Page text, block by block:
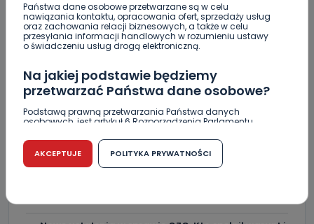
Państwa dane osobowe przetwarzane są w celu
nawiązania kontaktu, opracowania ofert, sprzedaży usług
oraz zachowania relacji biznesowych, a także w celu
przesyłania informacji handlowych w rozumieniu ustawy
o świadczeniu usług drogą elektroniczną.
Na jakiej podstawie będziemy
przetwarzać Państwa dane osobowe?
Podstawą prawną przetwarzania Państwa danych
osobowych, jest artykuł 6 Rozporządzenia Parlamentu
r. w sprawie ochrony osób fizycznych w związku z
przetwarzaniem danych osobowych w sprawie
swobodnego przepływu takich danych oraz uchylenia
dyrektywy 95/46/WE (RODO).
Czy jest możliwość cofnięcia zgody?
Podanie danych osobowych jest dobrowolne, nie jest
AKCEPTUJE POLITYKA PRYWATNOŚCI
niego wyjść [FOTO]
Nastolatek w szpitalu po zderzeniu osobówki z
motocyklem
Uważaj na oszustwo! Przychodzą maile z
fałszywego e-Urzędu Skarbowego
Jak wybrać prostownicę do włosów puszących się i
Jakość wody wróciła (prawie) do normy. Jest
komunikat sanepidu